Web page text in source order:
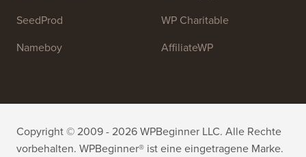
SeedProd
Nameboy
WP Charitable
AffiliateWP
Copyright © 2009 - 2026 WPBeginner LLC. Alle Rechte
vorbehalten. WPBeginner® ist eine eingetragene Marke.